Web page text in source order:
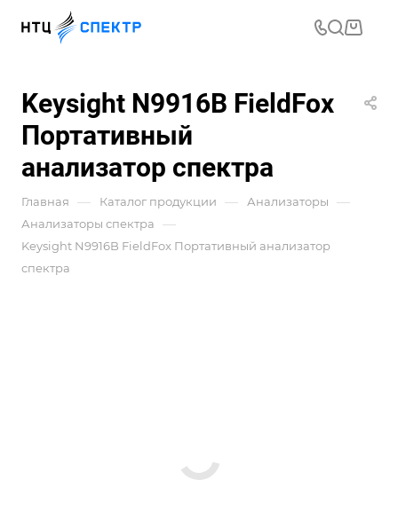
Keysight N9916B FieldFox
Портативный
анализатор спектра
Главная — Каталог продукции — Анализаторы —
Анализаторы спектра —
Keysight N9916B FieldFox Портативный анализатор
спектра